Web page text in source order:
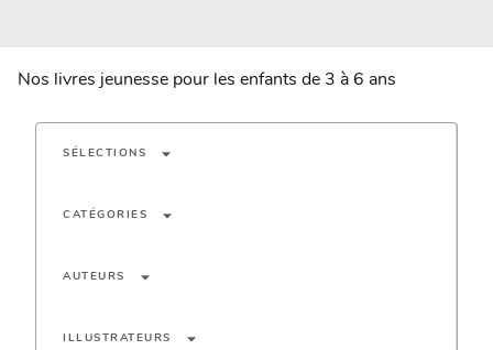
Nos livres jeunesse pour les enfants de 3 à 6 ans
SÉLECTIONS arrow_drop_down
CATÉGORIES arrow_drop_down
AUTEURS arrow_drop_down
ILLUSTRATEURS arrow_drop_down